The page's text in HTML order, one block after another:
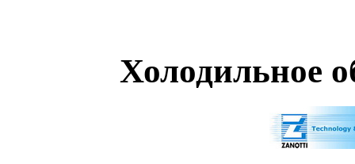
Холодильное